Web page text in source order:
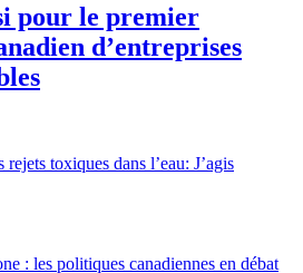
pour le premier
d’entreprises
toxiques dans l’eau: J’agis
: les politiques canadiennes en débat